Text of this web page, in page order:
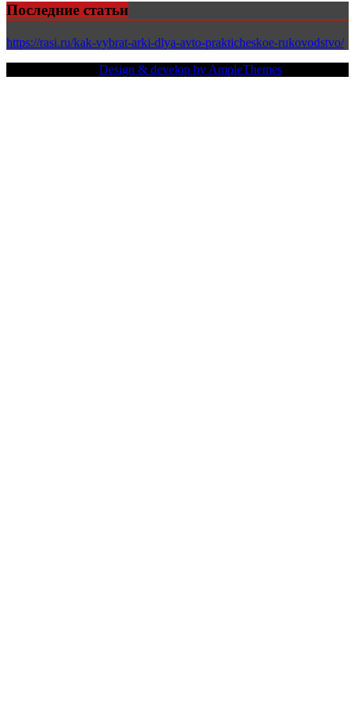
Последние статьи
https://rasi.ru/kak-vybrat-arki-dlya-avto-prakticheskoe-rukovodstvo/
Design & develop by AmpleThemes